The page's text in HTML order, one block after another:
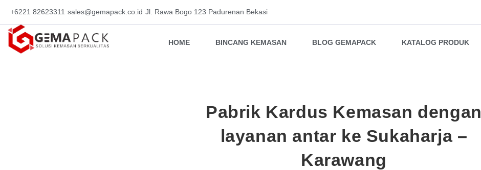
+6221 82623311 sales@gemapack.co.id Jl. Rawa Bogo 123 Padurenan Bekasi
HOME BINCANG KEMASAN BLOG GEMAPACK KATALOG PRODUK
Pabrik Kardus Kemasan dengan
layanan antar ke Sukaharja –
Karawang